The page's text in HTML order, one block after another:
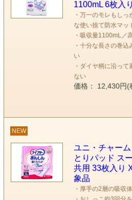
1100mL 6枚入
・万一のモレもし
な使い捨て防水マッ
・吸収量1100mL／
・十分な長さの巻込
い
・ダイヤ柄に沿っ
ない
価格： 12,430円(
NEW
ユニ・チャー
とりパッド ス
共用 33枚入り
象品
・厚手の2層の吸収